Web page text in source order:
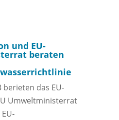
und EU-
beraten
berieten das EU-
Umweltministerrat